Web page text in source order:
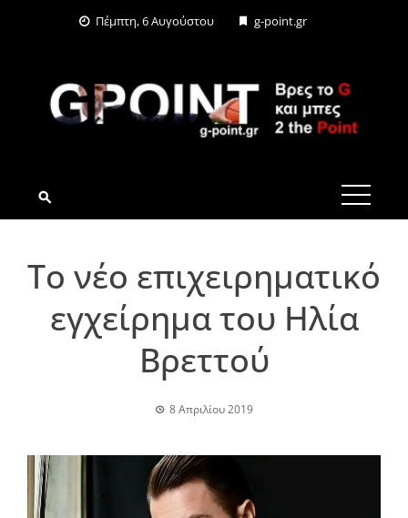
Πέμπτη, 6 Αυγούστου g-point.gr
G-POINT.GR
Το νέο επιχειρηματικό
εγχείρημα του Ηλία
Βρεττού
8 Απριλίου 2019